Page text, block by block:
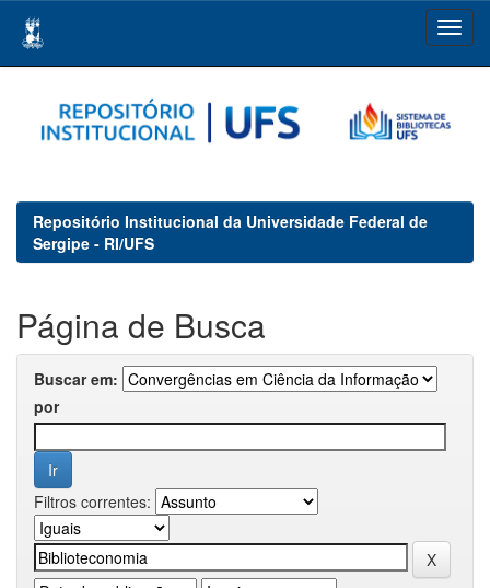
navigation
Repositório Institucional da Universidade Federal de
Sergipe - RI/UFS
Página de Busca
Buscar em:
por
Filtros correntes: